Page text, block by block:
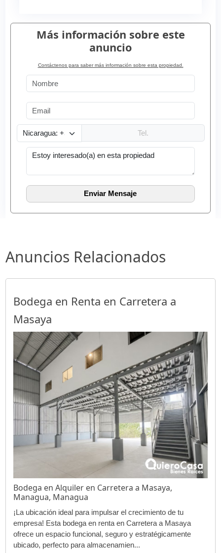
Más información sobre este
anuncio
Contáctenos para saber más información sobre esta propiedad.
Anuncios Relacionados
Bodega en Renta en Carretera a
Masaya
Bodega en Alquiler en Carretera a Masaya,
Managua, Managua
¡La ubicación ideal para impulsar el crecimiento de tu
empresa! Esta bodega en renta en Carretera a Masaya
ofrece un espacio funcional, seguro y estratégicamente
ubicado, perfecto para almacenamien...